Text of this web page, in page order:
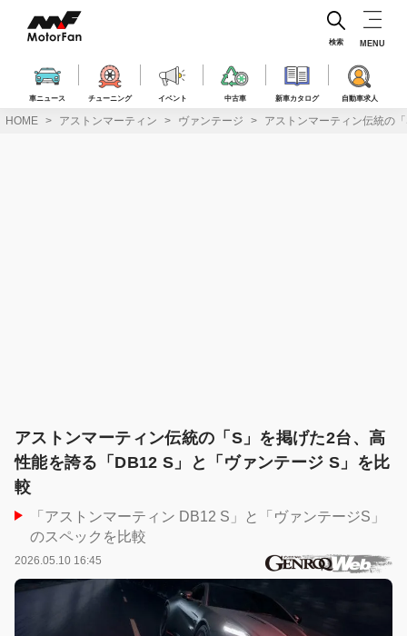
ス
車ニュース チューニング イベント 中古車 新車カタログ 自動車求人
検索 MENU
HOME アストンマーティン ヴァンテージ アストンマーティン伝統の
アストンマーティン伝統の「S」を掲げた2台、高
性能を誇る「DB12 S」と「ヴァンテージ S」を比
較
「アストンマーティン DB12 S」と「ヴァンテージS」
のスペックを比較
2026.05.10 16:45